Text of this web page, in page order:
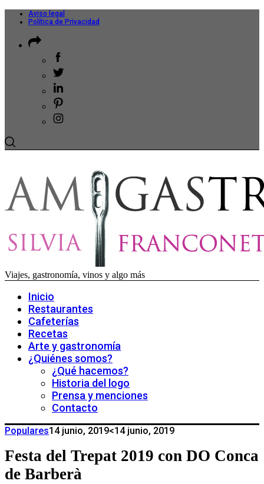
Aviso legal
Política de Privacidad
Viajes, gastronomía, vinos y algo más
Inicio
Restaurantes
Cafeterías
Recetas
Arte y gastronomía
¿Quiénes somos?
¿Qué hacemos?
Historia del logo
Prensa y menciones
Contacto
Populares14 junio, 2019<14 junio, 2019
Festa del Trepat 2019 con DO Conca
de Barberà